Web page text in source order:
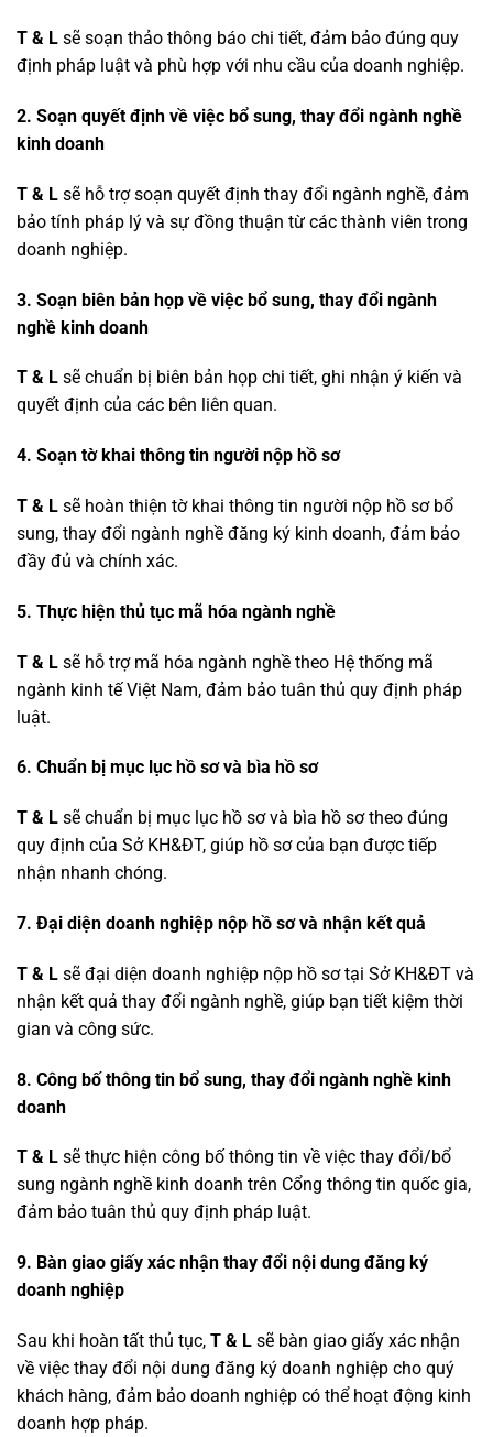
T & L sẽ soạn thảo thông báo chi tiết, đảm bảo đúng quy
định pháp luật và phù hợp với nhu cầu của doanh nghiệp.
2. Soạn quyết định về việc bổ sung, thay đổi ngành nghề
kinh doanh
T & L sẽ hỗ trợ soạn quyết định thay đổi ngành nghề, đảm
bảo tính pháp lý và sự đồng thuận từ các thành viên trong
doanh nghiệp.
3. Soạn biên bản họp về việc bổ sung, thay đổi ngành
nghề kinh doanh
T & L sẽ chuẩn bị biên bản họp chi tiết, ghi nhận ý kiến và
quyết định của các bên liên quan.
4. Soạn tờ khai thông tin người nộp hồ sơ
T & L sẽ hoàn thiện tờ khai thông tin người nộp hồ sơ bổ
sung, thay đổi ngành nghề đăng ký kinh doanh, đảm bảo
đầy đủ và chính xác.
5. Thực hiện thủ tục mã hóa ngành nghề
T & L sẽ hỗ trợ mã hóa ngành nghề theo Hệ thống mã
ngành kinh tế Việt Nam, đảm bảo tuân thủ quy định pháp
luật.
6. Chuẩn bị mục lục hồ sơ và bìa hồ sơ
T & L sẽ chuẩn bị mục lục hồ sơ và bìa hồ sơ theo đúng
quy định của Sở KH&ĐT, giúp hồ sơ của bạn được tiếp
nhận nhanh chóng.
7. Đại diện doanh nghiệp nộp hồ sơ và nhận kết quả
T & L sẽ đại diện doanh nghiệp nộp hồ sơ tại Sở KH&ĐT và
nhận kết quả thay đổi ngành nghề, giúp bạn tiết kiệm thời
gian và công sức.
8. Công bố thông tin bổ sung, thay đổi ngành nghề kinh
doanh
T & L sẽ thực hiện công bố thông tin về việc thay đổi/bổ
sung ngành nghề kinh doanh trên Cổng thông tin quốc gia,
đảm bảo tuân thủ quy định pháp luật.
9. Bàn giao giấy xác nhận thay đổi nội dung đăng ký
doanh nghiệp
Sau khi hoàn tất thủ tục, T & L sẽ bàn giao giấy xác nhận
về việc thay đổi nội dung đăng ký doanh nghiệp cho quý
khách hàng, đảm bảo doanh nghiệp có thể hoạt động kinh
doanh hợp pháp.